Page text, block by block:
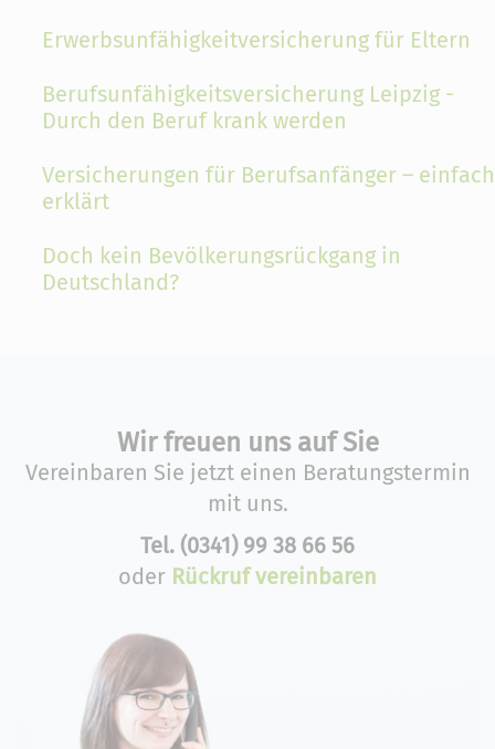
Erwerbsunfähigkeitversicherung für Eltern
Berufsunfähigkeitsversicherung Leipzig -
Durch den Beruf krank werden
Versicherungen für Berufsanfänger – einfach
erklärt
Doch kein Bevölkerungsrückgang in
Deutschland?
Wir freuen uns auf Sie
Vereinbaren Sie jetzt einen Beratungstermin
mit uns.
Tel. (0341) 99 38 66 56
oder Rückruf vereinbaren